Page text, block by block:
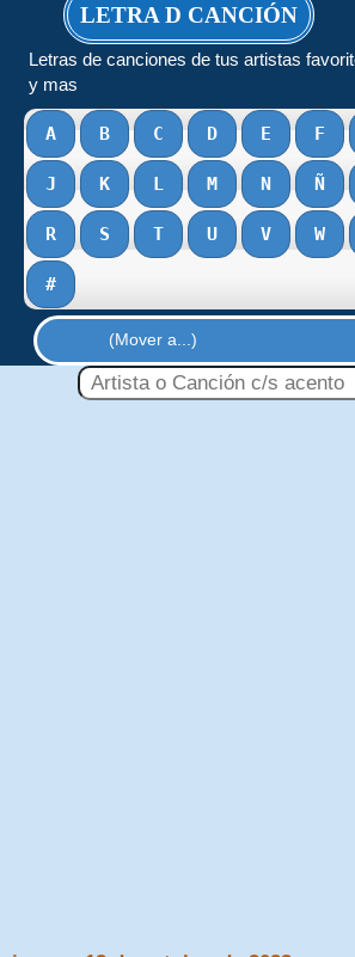
LETRA D CANCIÓN
Letras de canciones de tus artistas
y mas
A B C D E F
J K L M N Ñ
R S T U V W
#